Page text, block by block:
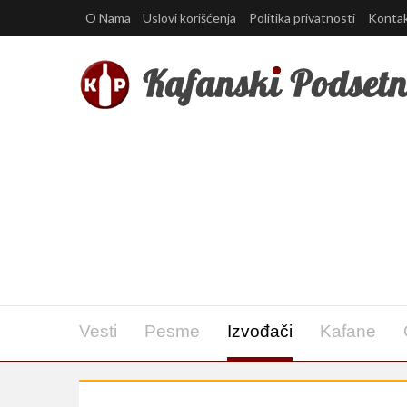
O Nama Uslovi korišćenja Politika privatnosti
Vesti Pesme Izvođači Kafane